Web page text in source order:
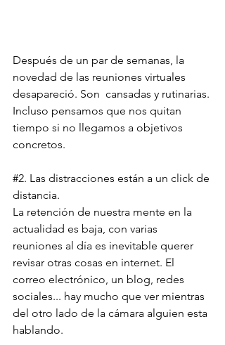
Después de un par de semanas, la
novedad de las reuniones virtuales
desapareció. Son  cansadas y rutinarias.
Incluso pensamos que nos quitan
tiempo si no llegamos a objetivos
concretos.
#2. Las distracciones están a un click de
distancia.
La retención de nuestra mente en la
actualidad es baja, con varias
reuniones al día es inevitable querer
revisar otras cosas en internet. El
correo electrónico, un blog, redes
sociales... hay mucho que ver mientras
del otro lado de la cámara alguien esta
hablando.